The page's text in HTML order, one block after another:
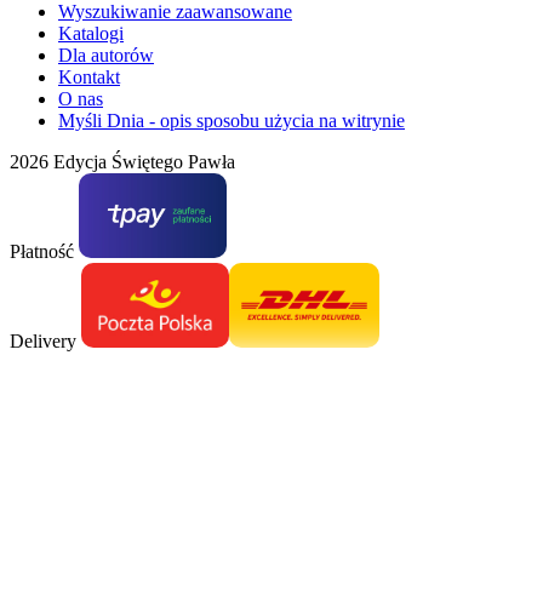
Wyszukiwanie zaawansowane
Katalogi
Dla autorów
Kontakt
O nas
Myśli Dnia - opis sposobu użycia na witrynie
2026 Edycja Świętego Pawła
Płatność
Delivery